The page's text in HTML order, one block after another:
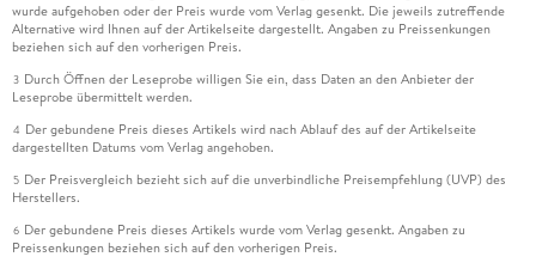
wurde aufgehoben oder der Preis wurde vom Verlag gesenkt. Die jeweils zutreffende
Alternative wird Ihnen auf der Artikelseite dargestellt. Angaben zu Preissenkungen
beziehen sich auf den vorherigen Preis.
3 Durch Öffnen der Leseprobe willigen Sie ein, dass Daten an den Anbieter der
Leseprobe übermittelt werden.
4 Der gebundene Preis dieses Artikels wird nach Ablauf des auf der Artikelseite
dargestellten Datums vom Verlag angehoben.
5 Der Preisvergleich bezieht sich auf die unverbindliche Preisempfehlung (UVP) des
Herstellers.
6 Der gebundene Preis dieses Artikels wurde vom Verlag gesenkt. Angaben zu
Preissenkungen beziehen sich auf den vorherigen Preis.